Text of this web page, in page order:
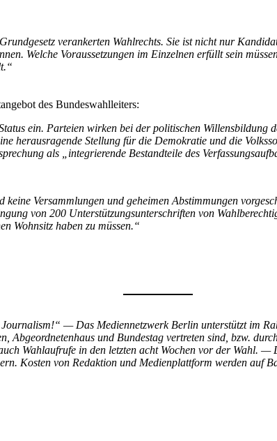
verankerten Wahlrechts. Sie ist nicht nur
Welche Voraussetzungen im Einzelnen erfüllt sein
des Bundeswahlleiters:
ein. Parteien wirken bei der politischen
herausragende Stellung für die Demokratie und die
als „integrierende Bestandteile des
Versammlungen und geheimen Abstimmungen
von 200 Unterstützungsunterschriften von
Wohnsitz haben zu müssen.“
Journalism!“ — Das Mediennetzwerk Berlin unterstützt im
und Bundestag vertreten sind, bzw.
Wahlaufrufe in den letzten acht Wochen vor der Wahl.
Kosten von Redaktion und Medienplattform werden auf